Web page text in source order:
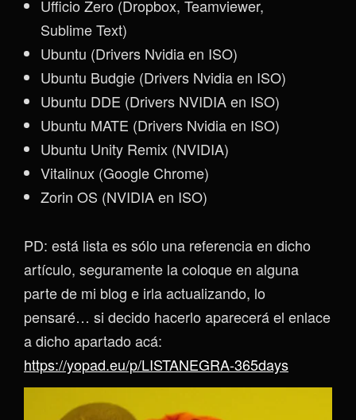
Ufficio Zero (Dropbox, Teamviewer,
Sublime Text)
Ubuntu (Drivers Nvidia en ISO)
Ubuntu Budgie (Drivers Nvidia en ISO)
Ubuntu DDE (Drivers NVIDIA en ISO)
Ubuntu MATE (Drivers Nvidia en ISO)
Ubuntu Unity Remix (NVIDIA)
Vitalinux (Google Chrome)
Zorin OS (NVIDIA en ISO)
PD: está lista es sólo una referencia en dicho
artículo, seguramente la coloque en alguna
parte de mi blog e irla actualizando, lo
pensaré… si decido hacerlo aparecerá el enlace
a dicho apartado acá:
https://yopad.eu/p/LISTANEGRA-365days